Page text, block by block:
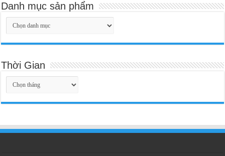
Danh mục sản phẩm
Thời Gian
Thời
Gian